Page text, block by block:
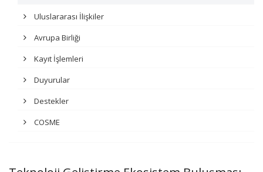
Uluslararası İlişkiler
Avrupa Birliği
Kayıt İşlemleri
Duyurular
Destekler
COSME